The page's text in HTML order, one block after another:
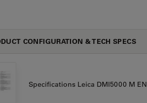
CONFIGURATION & TECH SPECS
Specifications Leica DMI5000 M EN